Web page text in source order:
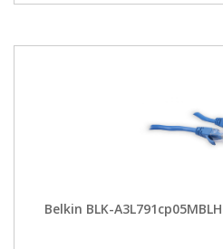
Belkin BLK-